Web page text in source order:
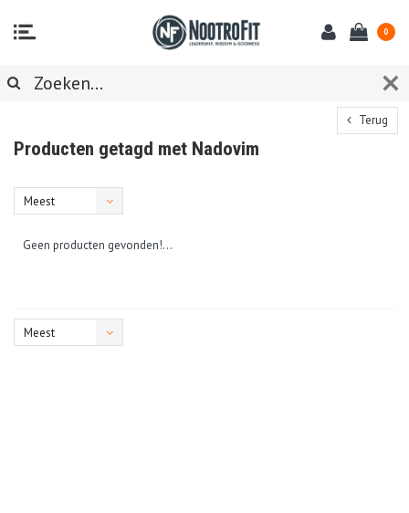
0
Terug
Producten getagd met Nadovim
Meest
Geen producten gevonden!...
Meest